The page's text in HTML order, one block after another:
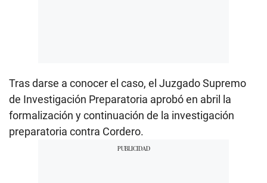
Tras darse a conocer el caso, el Juzgado Supremo
de Investigación Preparatoria aprobó en abril la
formalización y continuación de la investigación
preparatoria contra Cordero.